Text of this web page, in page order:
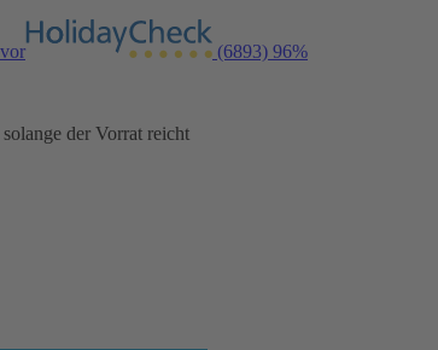
(6893) 96%
der Vorrat reicht